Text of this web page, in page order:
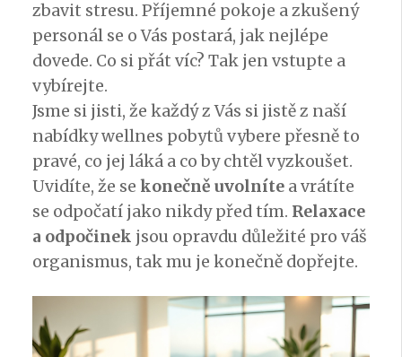
zbavit stresu. Příjemné pokoje a zkušený
personál se o Vás postará, jak nejlépe
dovede. Co si přát víc? Tak jen vstupte a
vybírejte.
Jsme si jisti, že každý z Vás si jistě z naší
nabídky wellnes pobytů vybere přesně to
pravé, co jej láká a co by chtěl vyzkoušet.
Uvidíte, že se konečně uvolníte a vrátíte
se odpočatí jako nikdy před tím. Relaxace
a odpočinek jsou opravdu důležité pro váš
organismus, tak mu je konečně dopřejte.